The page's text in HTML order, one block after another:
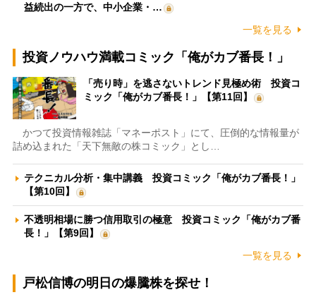
益続出の一方で、中小企業・…
一覧を見る
投資ノウハウ満載コミック「俺がカブ番長！」
「売り時」を逃さないトレンド見極め術 投資コ
ミック「俺がカブ番長！」【第11回】
かつて投資情報雑誌「マネーポスト」にて、圧倒的な情報量が
詰め込まれた「天下無敵の株コミック」とし…
テクニカル分析・集中講義 投資コミック「俺がカブ番長！」
【第10回】
不透明相場に勝つ信用取引の極意 投資コミック「俺がカブ番
長！」【第9回】
一覧を見る
戸松信博の明日の爆騰株を探せ！